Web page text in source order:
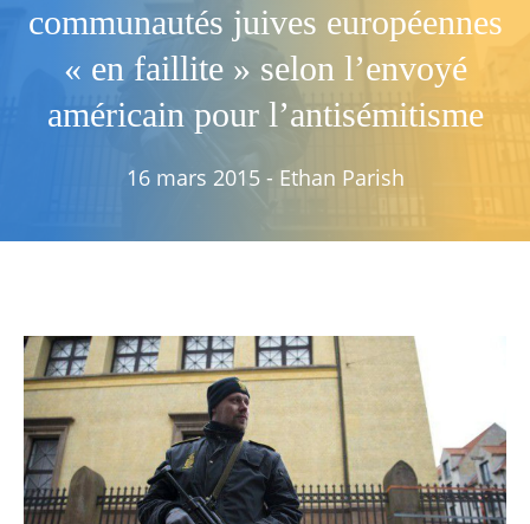
communautés juives européennes
« en faillite » selon l’envoyé
américain pour l’antisémitisme
16 mars 2015 - Ethan Parish